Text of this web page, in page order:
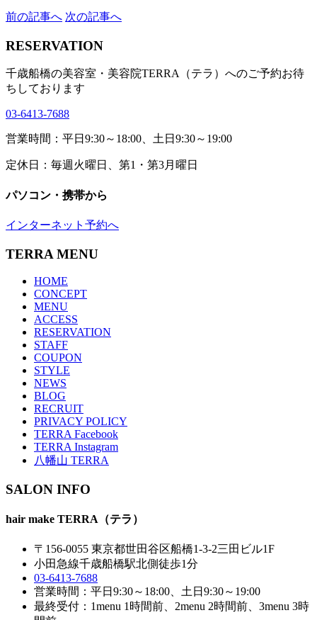
前の記事へ 次の記事へ
RESERVATION
千歳船橋の美容室・美容院TERRA（テラ）へのご予約お待
ちしております
03-6413-7688
営業時間：平日9:30～18:00、土日9:30～19:00
定休日：毎週火曜日、第1・第3月曜日
パソコン・携帯から
インターネット予約へ
TERRA MENU
HOME
CONCEPT
MENU
ACCESS
RESERVATION
STAFF
COUPON
STYLE
NEWS
BLOG
RECRUIT
PRIVACY POLICY
TERRA Facebook
TERRA Instagram
八幡山 TERRA
SALON INFO
hair make TERRA（テラ）
〒156-0055 東京都世田谷区船橋1-3-2三田ビル1F
小田急線千歳船橋駅北側徒歩1分
03-6413-7688
営業時間：平日9:30～18:00、土日9:30～19:00
最終受付：1menu 1時間前、2menu 2時間前、3menu 3時